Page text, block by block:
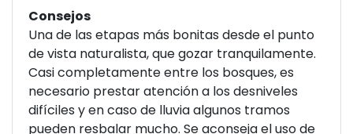
Consejos
Una de las etapas más bonitas desde el punto
de vista naturalista, que gozar tranquilamente.
Casi completamente entre los bosques, es
necesario prestar atención a los desniveles
difíciles y en caso de lluvia algunos tramos
pueden resbalar mucho. Se aconseja el uso de